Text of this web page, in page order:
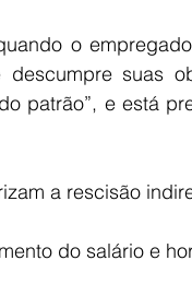
o
suas
patrão”, e está
a rescisão
do salário e